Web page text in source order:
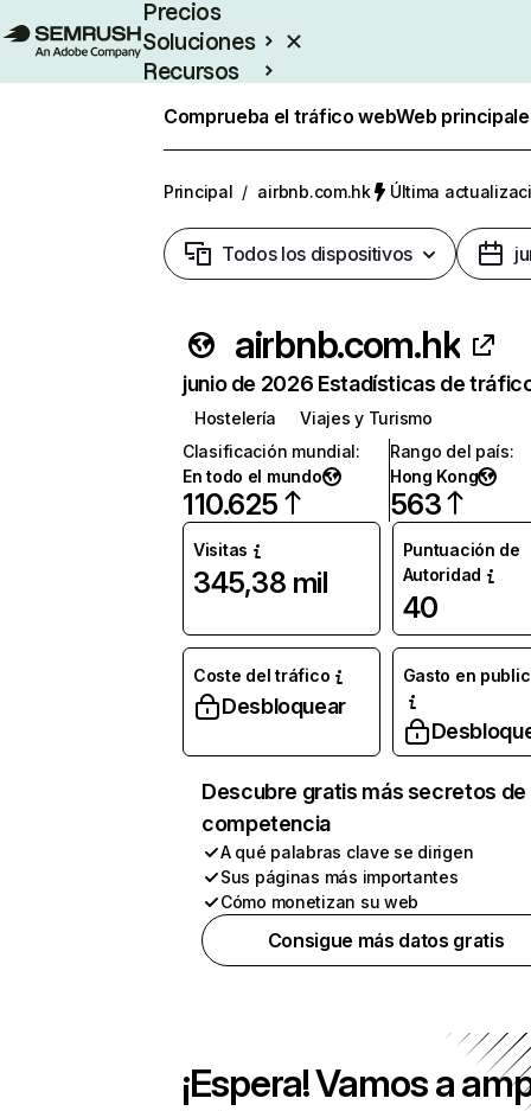
Precios
Soluciones
Recursos
Comprueba el tráfico webWeb
Principal / airbnb.com.hk Última
Todos los dispositivos
airbnb.com.hk
junio de 2026 Estadísticas de
Hostelería
Viajes y Turismo
Clasificación mundial:
En todo el mundo
110.625
Rango del país:
Hong Kong
563
Visitas
345,38 mil
Puntuación de
Autoridad
40
Coste del tráfico
Desbloquear
Gasto en
Descubre gratis más secretos de
competencia
A qué palabras clave se dirigen
Sus páginas más importantes
Cómo monetizan su web
Consigue más datos gratis
¡Espera! Vamos a